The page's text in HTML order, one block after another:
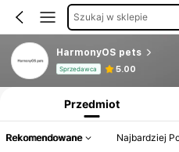
Szukaj w sklepie
HarmonyOS pets
Sprzedawca 5.00
Przedmiot
Rekomendowane Najbardziej